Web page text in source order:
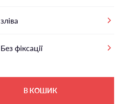
зліва
Без фіксації
В КОШИК